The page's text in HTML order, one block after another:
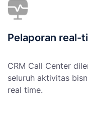
Pelaporan real-
CRM Call Center
seluruh aktivitas
real time.